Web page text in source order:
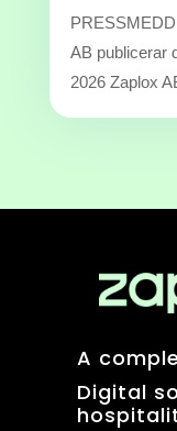
AB publicerar
2026 Zaplox
A
Digital